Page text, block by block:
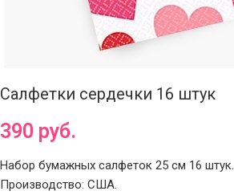
Салфетки сердечки 16 штук
390 руб.
Набор бумажных салфеток 25 см 16 штук.
Производство: США.